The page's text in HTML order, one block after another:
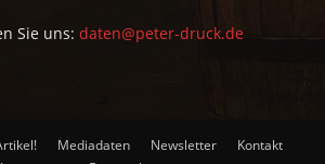
Sie uns:daten@peter-druck.de
Mediadaten Newsletter
Kontakt